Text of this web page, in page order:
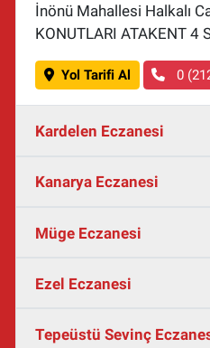
İnönü Mahallesi Halkalı
KONUTLARI ATAKENT 4
Yol Tarifi Al 0
Kardelen Eczanesi
Kanarya Eczanesi
Müge Eczanesi
Ezel Eczanesi
Tepeüstü Sevinç